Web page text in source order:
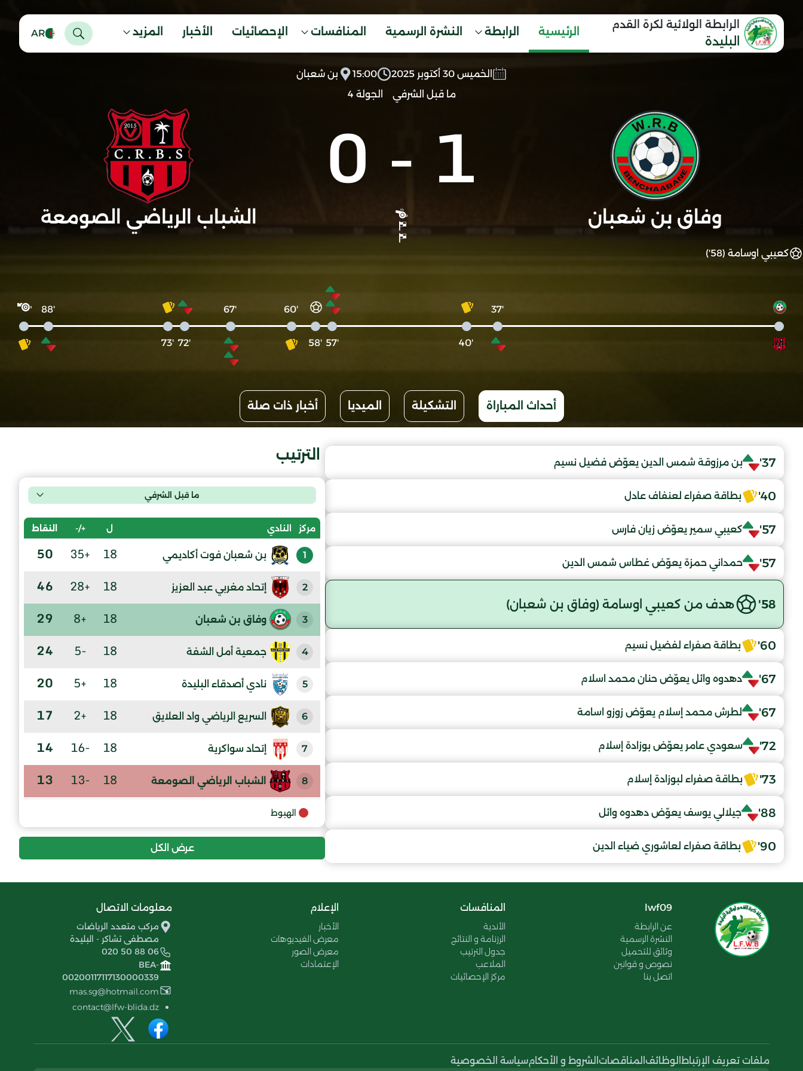
الرابطة الولائية لكرة القدم
البليدة
الرئيسية الرابطة النشرة الرسمية المنافسات الإحصائيات الأخبار المزيد AR
الخميس 30 أكتوبر 2025 15:00
بن شعبان
ما قبل الشرفي
الجولة 4
وفاق بن شعبان
1
-
0
الشباب الرياضي الصومعة
كعيبي اوسامة (58')
'37
'40
'57
'58
'60
'67
'72
'73
'88
أحداث المباراة التشكيلة الميديا أخبار ذات صلة
37' بن مرزوقة شمس الدين يعوّض فضيل نسيم
40' بطاقة صفراء لعنفاف عادل
57' كعيبي سمير يعوّض زيان فارس
57' حمداني حمزة يعوّض غطاس شمس الدين
58' هدف من كعيبي اوسامة (وفاق بن شعبان)
60' بطاقة صفراء لفضيل نسيم
67' دهدوه وائل يعوّض حنان محمد اسلام
67' لطرش محمد إسلام يعوّض زوزو اسامة
72' سعودي عامر يعوّض بوزادة إسلام
73' بطاقة صفراء لبوزادة إسلام
88' جيلالي يوسف يعوّض دهدوه وائل
90' بطاقة صفراء لعاشوري ضياء الدين
الترتيب
ما قبل الشرفي
مركز النادي ل +/- النقاط
1 بن شعبان فوت أكاديمي 18
+35
50
2 إتحاد مغربي عبد العزيز 18
+28
46
3 وفاق بن شعبان 18
+8
29
4 جمعية أمل الشفة 18
-5
24
5 نادي أصدقاء البليدة 18
+5
20
6 السريع الرياضي واد العلايق 18
+2
17
7 إتحاد سواكرية 18
-16
14
8 الشباب الرياضي الصومعة 18
-13
13
9
مستقبل عين عائشة
الهبوط
عرض الكل
lwf09
عن الرابطة
النشرة الرسمية
وثائق للتحميل
نصوص و قوانين
اتصل بنا
المنافسات
الأندية
الرزنامة و النتائج
جدول الترتيب
الملاعب
مركز الإحصائيات
الإعلام
الأخبار
معرض الفيديوهات
معرض الصور
الإعتمادات
معلومات الاتصال
مركب متعدد الرياضات
مصطفى تشاكر - البليدة
020 50 88 06
BEA-
00200117117130000339
mas.sg@hotmail.com
contact@lfw-blida.dz
ملفات تعريف الإرتباط الوظائف المناقصات الشروط و الأحكامسياسة الخصوصية